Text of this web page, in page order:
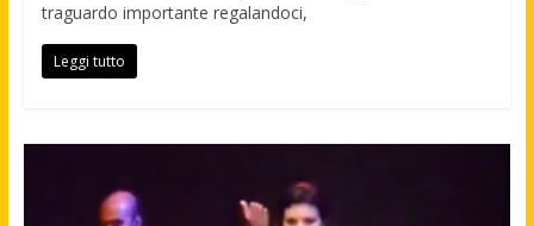
traguardo importante regalandoci,
Leggi tutto